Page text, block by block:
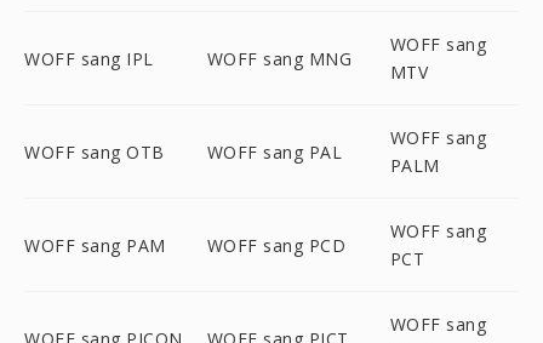
WOFF sang IPL WOFF sang MNG
WOFF sang
MTV
WOFF sang OTB WOFF sang PAL
WOFF sang
PALM
WOFF sang PAM WOFF sang PCD
WOFF sang
PCT
WOFF sang PICON WOFF sang PICT
WOFF sang